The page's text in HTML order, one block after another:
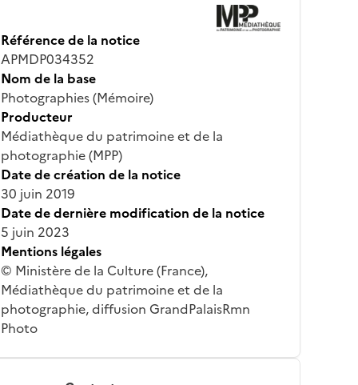
Référence de la notice
APMDP034352
Nom de la base
Photographies (Mémoire)
Producteur
Médiathèque du patrimoine et de la
photographie (MPP)
Date de création de la notice
30 juin 2019
Date de dernière modification de la notice
5 juin 2023
Mentions légales
© Ministère de la Culture (France),
Médiathèque du patrimoine et de la
photographie, diffusion GrandPalaisRmn
Photo